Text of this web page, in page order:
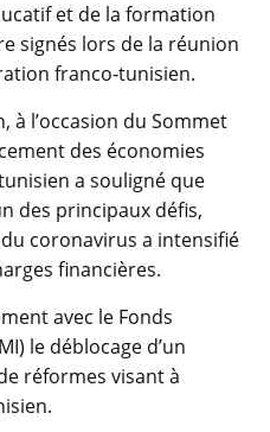
et de la formation
signés lors de la réunion
franco-tunisien.
à l’occasion du Sommet
des économies
a souligné que
des principaux défis,
coronavirus a intensifié
financières.
avec le Fonds
le déblocage d’un
réformes visant à